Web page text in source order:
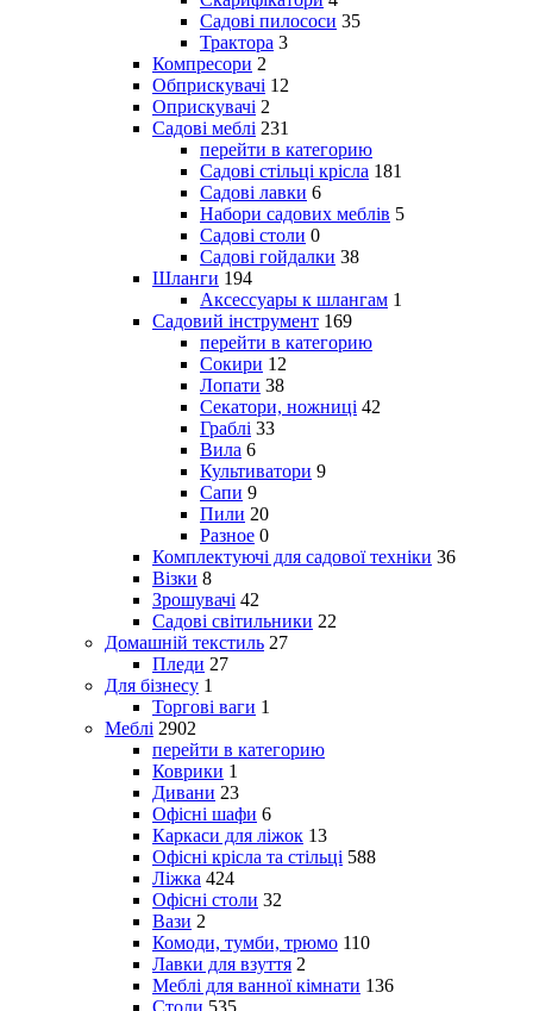
Садові пилососи 35
Трактора 3
Компресори 2
Обприскувачі 12
Оприскувачі 2
Садові меблі 231
перейти в категорию
Садові стільці крісла 181
Садові лавки 6
Набори садових меблів 5
Садові столи 0
Садові гойдалки 38
Шланги 194
Аксессуары к шлангам 1
Садовий інструмент 169
перейти в категорию
Сокири 12
Лопати 38
Секатори, ножниці 42
Граблі 33
Вила 6
Культиватори 9
Сапи 9
Пили 20
Разное 0
Комплектуючі для садової техніки 36
Візки 8
Зрошувачі 42
Садові світильники 22
Домашній текстиль 27
Пледи 27
Для бізнесу 1
Торгові ваги 1
Меблі 2902
перейти в категорию
Коврики 1
Дивани 23
Офісні шафи 6
Каркаси для ліжок 13
Офісні крісла та стільці 588
Ліжка 424
Офісні столи 32
Вази 2
Комоди, тумби, трюмо 110
Лавки для взуття 2
Меблі для ванної кімнати 136
Столи 535